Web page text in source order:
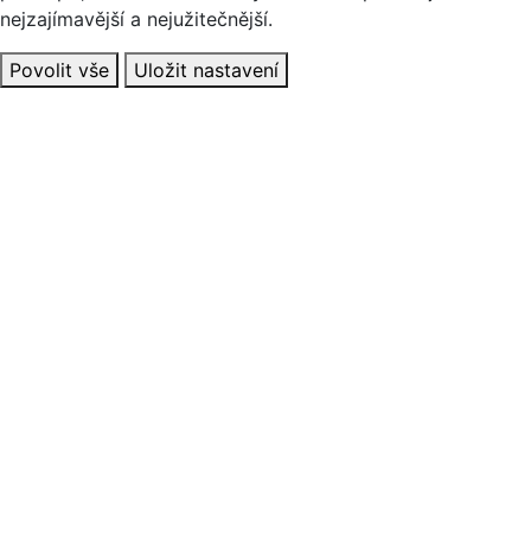
nejzajímavější a nejužitečnější.
Povolit vše Uložit nastavení